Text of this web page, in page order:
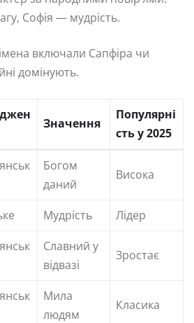
Софія — мудрість.
імена включали Сапфіра чи
домінують.
Значення
Популярні
сть у 2025
Богом
даний
Висока
Мудрість Лідер
Славний у
відвазі
Зростає
Мила
людям
Класика